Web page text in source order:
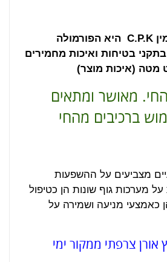
תוסף תזונה כורכומין C.P.K היא הפורמולה
בטיחות ואיכות מחמירים
מטה (איכות מוצר)
מאושר ומתאים
ברכיבים מהחי
מצביעים על ההשפעות
מערכות גוף שונות הן כטיפול
כאמצעי מניעה ושמירה על
צרפתי ממקור ימי